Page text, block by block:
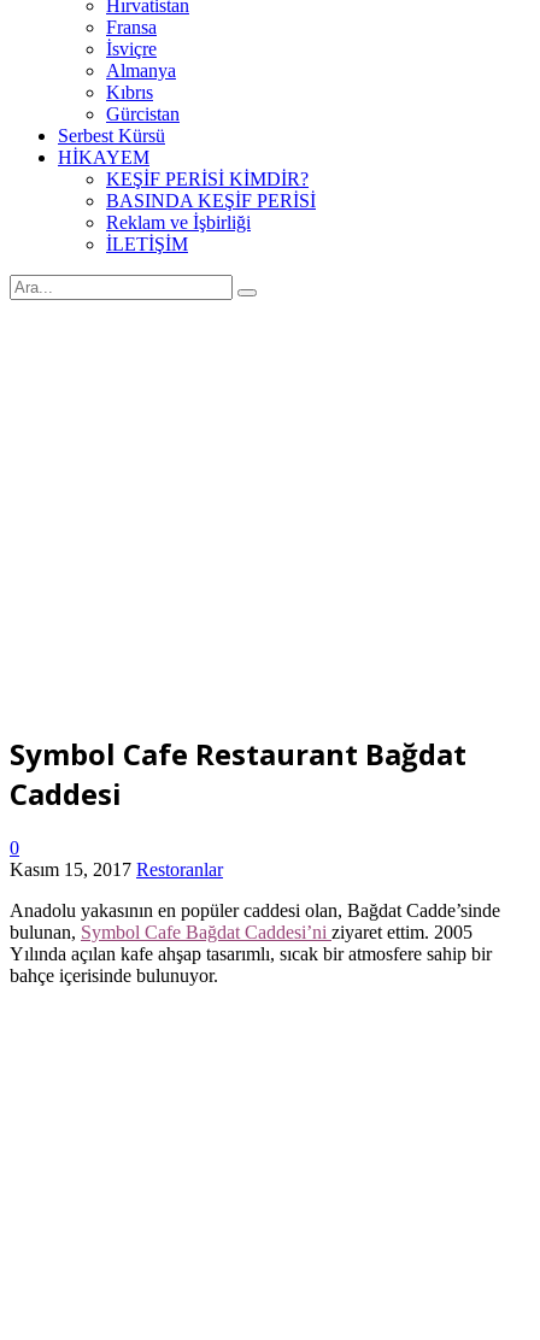
Hırvatistan
Fransa
İsviçre
Almanya
Kıbrıs
Gürcistan
Serbest Kürsü
HİKAYEM
KEŞİF PERİSİ KİMDİR?
BASINDA KEŞİF PERİSİ
Reklam ve İşbirliği
İLETİŞİM
Symbol Cafe Restaurant Bağdat
Caddesi
0
Kasım 15, 2017 Restoranlar
Anadolu yakasının en popüler caddesi olan, Bağdat Cadde’sinde
bulunan, Symbol Cafe Bağdat Caddesi’ni ziyaret ettim. 2005
Yılında açılan kafe ahşap tasarımlı, sıcak bir atmosfere sahip bir
bahçe içerisinde bulunuyor.